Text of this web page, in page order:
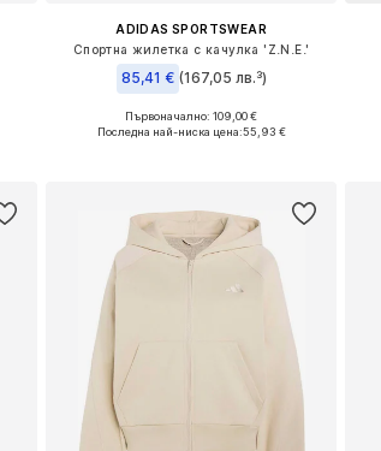
ADIDAS SPORTSWEAR
Спортна жилетка с качулка 'Z.N.E.'
85,41 € (167,05 лв.³)
+2
Първоначално: 109,00 €
Последна най-ниска цена:55,93 €